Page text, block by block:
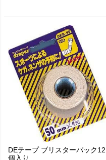
DEテープ ブリスターパック12
個入り